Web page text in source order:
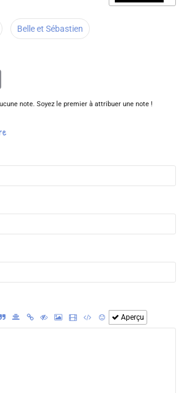
Belle et Sébastien
note. Soyez le premier à attribuer une note !
Aperçu